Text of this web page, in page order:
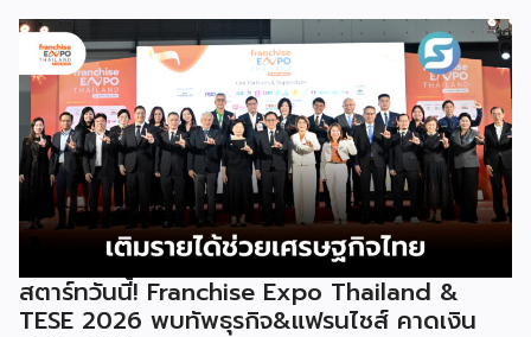
ผ่านชามใส่น้ำที่วางเรียงเอาไว้ โดยต้องทรงตัวด้วยความแม่นยำ
อย่างน่าอัศจรรย์ พร้อมรังสรรค์ลีลาท่ารำอันตื่นตาตื่นใจ ไม่ว่าจะ
เป็นท่านางแอ่นบิน พีระมิดมนุษย์ หรือท่ามังกรพลิกกาย การ
ผสานท่วงทำนอง การเคลื่อนไหว ลมหายใจ และพละกำลังเข้าด้วย
กันอย่างสมบูรณ์แบบนี้เอง ที่หล่อหลอมให้เกิดเป็นสุนทรียศาสตร์
อันเป็นเอกลักษณ์ของศิลปะโบราณชนิดนี้ นับตั้งแต่คริสต์
ทศวรรษ 1990 เป็นต้นมา กุนซานจูได้รับการยอมรับอย่างกว้าง
ขวางทั้งในและต่างประเทศ […]
2026 ให้แก่ผู้ประกอบธุรกิจแฟรนไชส์ที่อยู่ในการส่งเสริมสนับสนุน
ของกรมฯ นายพูนพงษ์ นัยนาภากรณ์ อธิบดีกรมพัฒนาธุรกิจ
การค้า กระทรวงพาณิชย์ เปิดเผยภายหลังเป็นประธานเปิดงาน
“งานแฟรนไชส์ เอ็กซ์โป ไทยแลนด์ บาย สมาร์ท เอสเอ็มอี เอ็กซ์
โป (Franchise Expo Thailand by Smart SME Expo)” ซึ่ง
เป็นงานแสดงธุรกิจแฟรนไชส์ชั้นนำที่จัดขึ้นโดย บริษัท พีเอ็มจี
คอร์ปอเรชัน จำกัด เพื่อยกระดับศักยภาพของผู้ประกอบการและ
เจ้าของธุรกิจที่ต้องการขยายกิจการผ่านระบบแฟรนไชส์ […]
สตาร์ทวันนี้! Franchise Expo Thailand &
TESE 2026 พบทัพธุรกิจ&แฟรนไชส์ คาดเงิน